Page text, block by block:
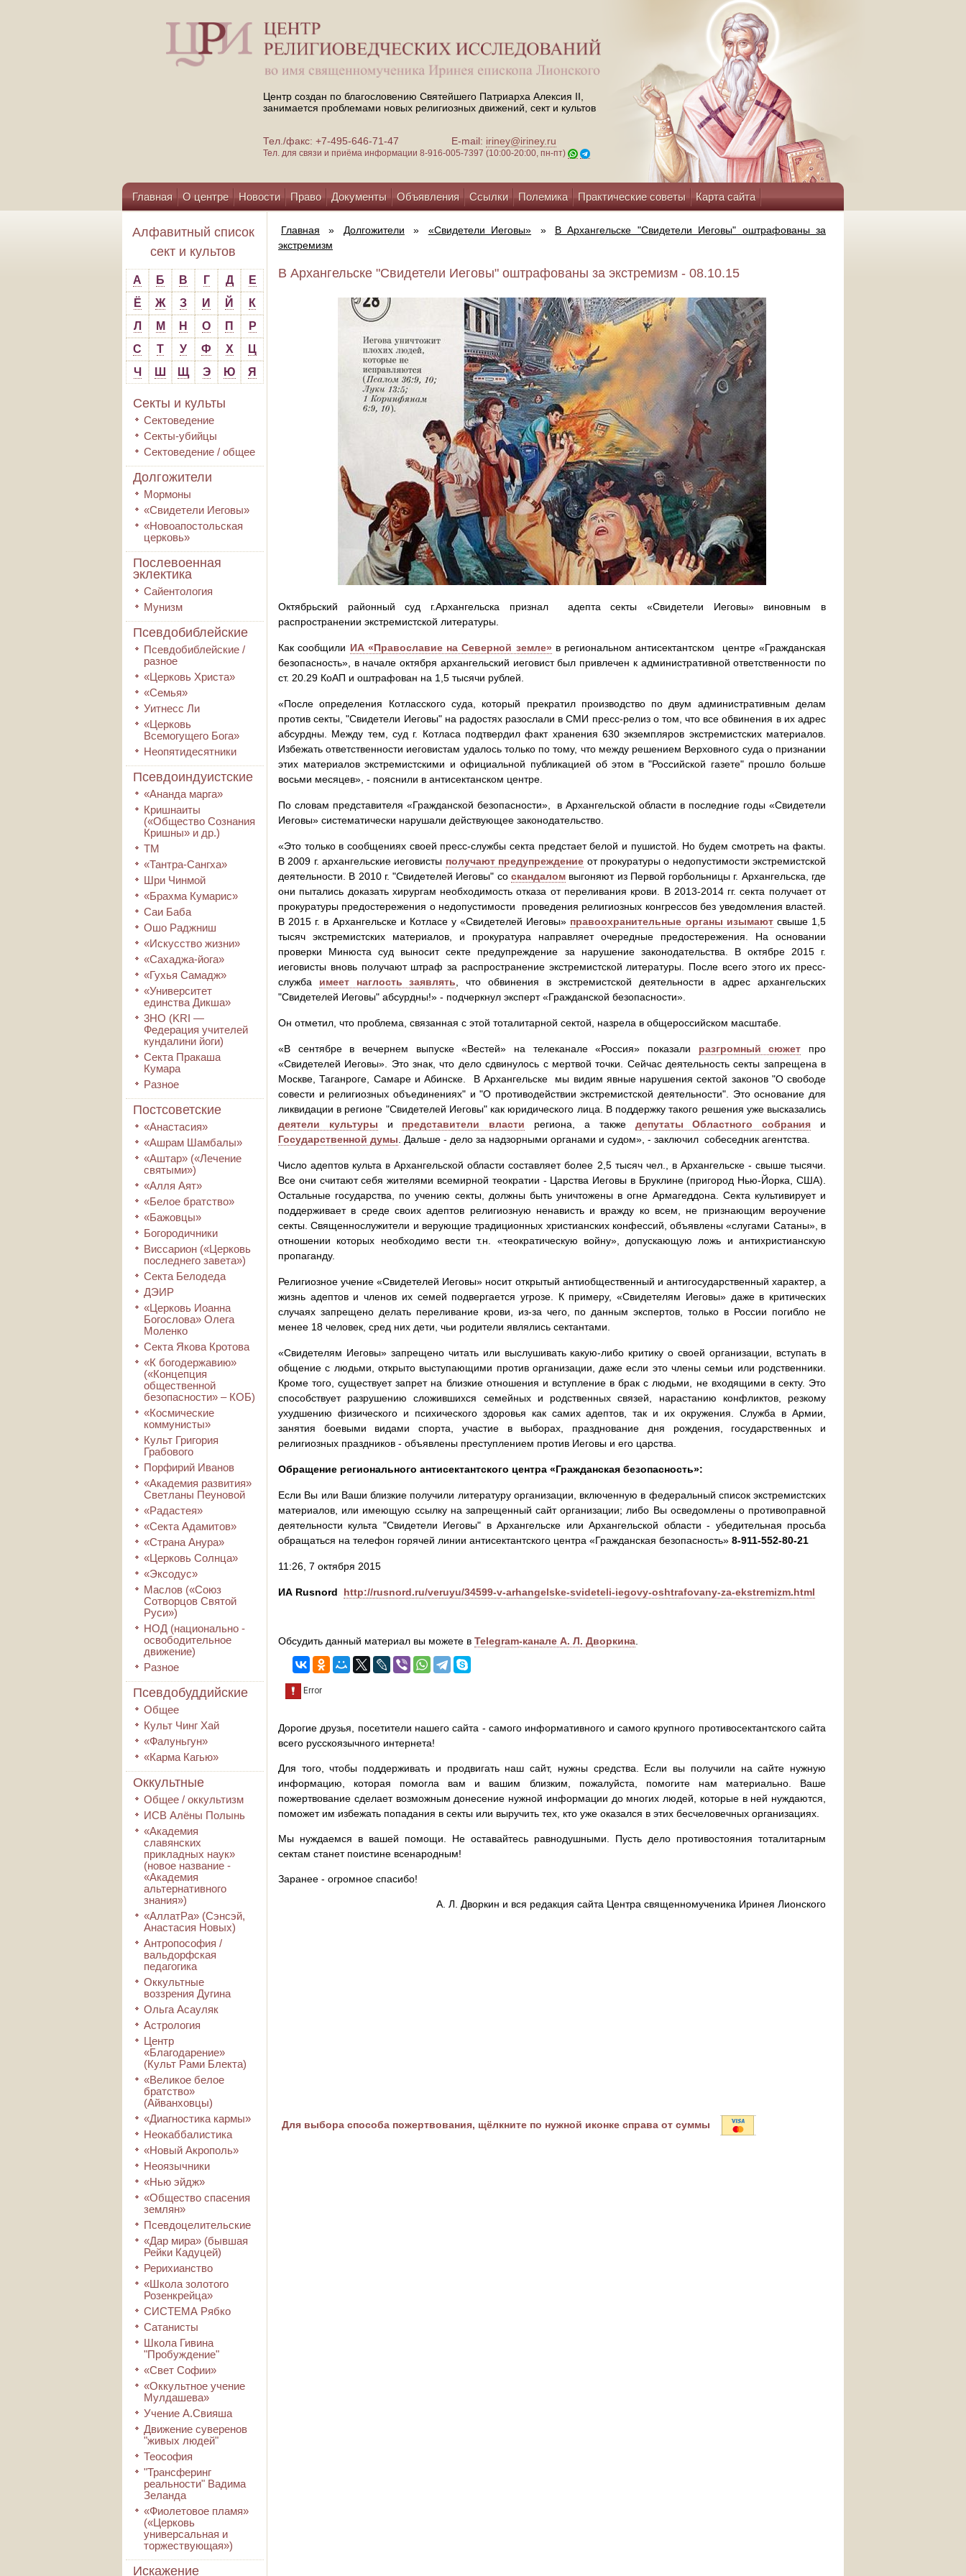
Центр создан по благословению Святейшего Патриарха Алексия II,
занимается проблемами новых религиозных движений, сект и культов
Тел./факс: +7-495-646-71-47 E-mail: iriney@iriney.ru
Тел. для связи и приёма информации 8-916-005-7397 (10:00-20:00, пн-пт)
Главная О центре Новости Право Документы Объявления Ссылки Полемика Практические советы Карта сайта
Помощь центру
Алфавитный список
сект и культов
А Б В Г Д
Е
Ё
Ж З И Й
К
Л
М Н О П
Р
С
Т У Ф Х
Ц
Ч
Ш Щ Э Ю Я
Секты и культы
Сектоведение
Секты-убийцы
Сектоведение / общее
Долгожители
Мормоны
«Свидетели Иеговы»
«Новоапостольская
церковь»
Послевоенная
эклектика
Сайентология
Мунизм
Псевдобиблейские
Псевдобиблейские /
разное
«Церковь Христа»
«Семья»
Уитнесс Ли
«Церковь
Всемогущего Бога»
Неопятидесятники
Псевдоиндуистские
«Ананда марга»
Кришнаиты
(«Общество Сознания
Кришны» и др.)
ТМ
«Тантра-Сангха»
Шри Чинмой
«Брахма Кумарис»
Саи Баба
Ошо Раджниш
«Искусство жизни»
«Сахаджа-йога»
«Гухья Самадж»
«Университет
единства Дикша»
3HO (KRI ―
Федерация учителей
кундалини йоги)
Секта Пракаша
Кумара
Разное
Постсоветские
«Анастасия»
«Ашрам Шамбалы»
«Аштар» («Лечение
святыми»)
«Алля Аят»
«Белое братство»
«Бажовцы»
Богородичники
Виссарион («Церковь
последнего завета»)
Секта Белодеда
ДЭИР
«Церковь Иоанна
Богослова» Олега
Моленко
Секта Якова Кротова
«К богодержавию»
(«Концепция
общественной
безопасности» – КОБ)
«Космические
коммунисты»
Культ Григория
Грабового
Порфирий Иванов
«Академия развития»
Светланы Пеуновой
«Радастея»
«Секта Адамитов»
«Страна Анура»
«Церковь Солнца»
«Эксодус»
Маслов («Союз
Сотворцов Святой
Руси»)
НОД (национально -
освободительное
движение)
Разное
Псевдобуддийские
Общее
Культ Чинг Хай
«Фалуньгун»
«Карма Кагью»
Оккультные
Общее / оккультизм
ИСВ Алёны Полынь
«Академия
славянских
прикладных наук»
(новое название -
«Академия
альтернативного
знания»)
«АллатРа» (Сэнсэй,
Анастасия Новых)
Антропософия /
вальдорфская
педагогика
Оккультные
воззрения Дугина
Ольга Асауляк
Астрология
Центр
«Благодарение»
(Культ Рами Блекта)
«Великое белое
братство»
(Айванховцы)
«Диагностика кармы»
Неокаббалистика
«Новый Акрополь»
Неоязычники
«Нью эйдж»
«Общество спасения
землян»
Псевдоцелительские
«Дар мира» (бывшая
Рейки Кадуцей)
Рерихианство
«Школа золотого
Розенкрейца»
СИСТЕМА Рябко
Сатанисты
Школа Гивина
"Пробуждение"
«Свет Софии»
«Оккультное учение
Мулдашева»
Учение А.Свияша
Движение суверенов
"живых людей"
Теософия
"Трансферинг
реальности" Вадима
Зеланда
«Фиолетовое пламя»
(«Церковь
универсальная и
торжествующая»)
Искажение
Главная » Долгожители » «Свидетели Иеговы» »
В Архангельске "Свидетели Иеговы" оштрафованы за
экстремизм
В Архангельске "Свидетели Иеговы" оштрафованы за экстремизм - 08.10.15
Октябрьский районный суд г.Архангельска признал адепта секты «Свидетели Иеговы» виновным в
распространении экстремистской литературы.
Как сообщили ИА «Православие на Северной земле» в региональном антисектантском центре «Гражданская
безопасность», в начале октября архангельский иеговист был привлечен к административной ответственности по
ст. 20.29 КоАП и оштрафован на 1,5 тысячи рублей.
«После определения Котласского суда, который прекратил производство по двум административным делам
против секты, "Свидетели Иеговы" на радостях разослали в СМИ пресс-релиз о том, что все обвинения в их адрес
абсурдны. Между тем, суд г. Котласа подтвердил факт хранения 630 экземпляров экстремистских материалов.
Избежать ответственности иеговистам удалось только по тому, что между решением Верховного суда о признании
этих материалов экстремистскими и официальной публикацией об этом в "Российской газете" прошло больше
восьми месяцев», - пояснили в антисектанском центре.
По словам представителя «Гражданской безопасности», в Архангельской области в последние годы «Свидетели
Иеговы» систематически нарушали действующее законодательство.
«Это только в сообщениях своей пресс-службы секта предстает белой и пушистой. Но будем смотреть на факты.
В 2009 г. архангельские иеговисты получают предупреждение от прокуратуры о недопустимости экстремистской
деятельности. В 2010 г. "Свидетелей Иеговы" со скандалом выгоняют из Первой горбольницы г. Архангельска, где
они пытались доказать хирургам необходимость отказа от переливания крови. В 2013-2014 гг. секта получает от
прокуратуры предостережения о недопустимости проведения религиозных конгрессов без уведомления властей.
В 2015 г. в Архангельске и Котласе у «Свидетелей Иеговы» правоохранительные органы изымаютсвыше 1,5
тысяч экстремистских материалов, и прокуратура направляет очередные предостережения. На основании
проверки Минюста суд выносит секте предупреждение за нарушение законодательства. В октябре 2015 г.
иеговисты вновь получают штраф за распространение экстремистской литературы. После всего этого их пресс-
служба имеет наглость заявлять , что обвинения в экстремистской деятельности в адрес архангельских
"Свидетелей Иеговы" абсурдны!» - подчеркнул эксперт «Гражданской безопасности».
Он отметил, что проблема, связанная с этой тоталитарной сектой, назрела в общероссийском масштабе.
«В сентябре в вечернем выпуске «Вестей» на телеканале «Россия» показали разгромный сюжет про
«Свидетелей Иеговы». Это знак, что дело сдвинулось с мертвой точки. Сейчас деятельность секты запрещена в
Москве, Таганроге, Самаре и Абинске. В Архангельске мы видим явные нарушения сектой законов "О свободе
совести и религиозных объединениях" и "О противодействии экстремистской деятельности". Это основание для
ликвидации в регионе "Свидетелей Иеговы" как юридического лица. В поддержку такого решения уже высказались
деятели культуры и представители власти региона, а также депутаты Областного собрания и
Государственной думы . Дальше - дело за надзорными органами и судом», - заключил собеседник агентства.
Число адептов культа в Архангельской области составляет более 2,5 тысяч чел., в Архангельске - свыше тысячи.
Все они считают себя жителями всемирной теократии - Царства Иеговы в Бруклине (пригород Нью-Йорка, США).
Остальные государства, по учению секты, должны быть уничтожены в огне Армагеддона. Секта культивирует и
поддерживает в среде своих адептов религиозную ненависть и вражду ко всем, не признающим вероучение
секты. Священнослужители и верующие традиционных христианских конфессий, объявлены «слугами Сатаны», в
отношении которых необходимо вести т.н. «теократическую войну», допускающую ложь и антихристианскую
пропаганду.
Религиозное учение «Свидетелей Иеговы» носит открытый антиобщественный и антигосударственный характер, а
жизнь адептов и членов их семей подвергается угрозе. К примеру, «Свидетелям Иеговы» даже в критических
случаях запрещено делать переливание крови, из-за чего, по данным экспертов, только в России погибло не
менее 18 человек, сред них дети, чьи родители являлись сектантами.
«Свидетелям Иеговы» запрещено читать или выслушивать какую-либо критику о своей организации, вступать в
общение с людьми, открыто выступающими против организации, даже если это члены семьи или родственники.
Кроме того, существует запрет на близкие отношения и вступление в брак с людьми, не входящими в секту. Это
способствует разрушению сложившихся семейных и родственных связей, нарастанию конфликтов, резкому
ухудшению физического и психического здоровья как самих адептов, так и их окружения. Служба в Армии,
занятия боевыми видами спорта, участие в выборах, празднование дня рождения, государственных и
религиозных праздников - объявлены преступлением против Иеговы и его царства.
Обращение регионального антисектантского центра «Гражданская безопасность»:
Если Вы или Ваши близкие получили литературу организации, включенную в федеральный список экстремистских
материалов, или имеющую ссылку на запрещенный сайт организации; либо Вы осведомлены о противоправной
деятельности культа "Свидетели Иеговы" в Архангельске или Архангельской области - убедительная просьба
обращаться на телефон горячей линии антисектантского центра «Гражданская безопасность» 8-911-552-80-21
11:26, 7 октября 2015
ИА Rusnord http://rusnord.ru/veruyu/34599-v-arhangelske-svideteli-iegovy-oshtrafovany-za-ekstremizm.html
Обсудить данный материал вы можете в Telegram-канале А. Л. Дворкина
Дорогие друзья, посетители нашего сайта - самого информативного и самого крупного противосектантского сайта
всего русскоязычного интернета!
Для того, чтобы поддерживать и продвигать наш сайт, нужны средства. Если вы получили на сайте нужную
информацию, которая помогла вам и вашим близким, пожалуйста, помогите нам материально. Ваше
пожертвование сделает возможным донесение нужной информации до многих людей, которые в ней нуждаются,
поможет им избежать попадания в секты или выручить тех, кто уже оказался в этих бесчеловечных организациях.
Мы нуждаемся в вашей помощи. Не оставайтесь равнодушными. Пусть дело противостояния тоталитарным
сектам станет поистине всенародным!
Заранее - огромное спасибо!
А. Л. Дворкин и вся редакция сайта Центра священномученика Иринея Лионского
Для выбора способа пожертвования, щёлкните по нужной иконке справа от суммы